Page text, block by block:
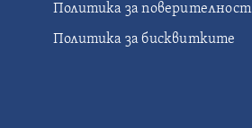
Политика за поверителност
Политика за бисквитките